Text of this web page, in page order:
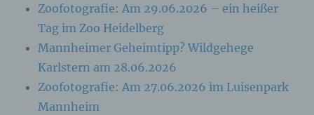
Zoofotografie: Am 29.06.2026 – ein heißer
Tag im Zoo Heidelberg
Mannheimer Geheimtipp? Wildgehege
Karlstern am 28.06.2026
Zoofotografie: Am 27.06.2026 im Luisenpark
Mannheim
Auftragsverarbeiter ist eine natürliche oder
juristische Person, Behörde, Einrichtung oder
Auftrag des Verantwortlichen verarbeitet.